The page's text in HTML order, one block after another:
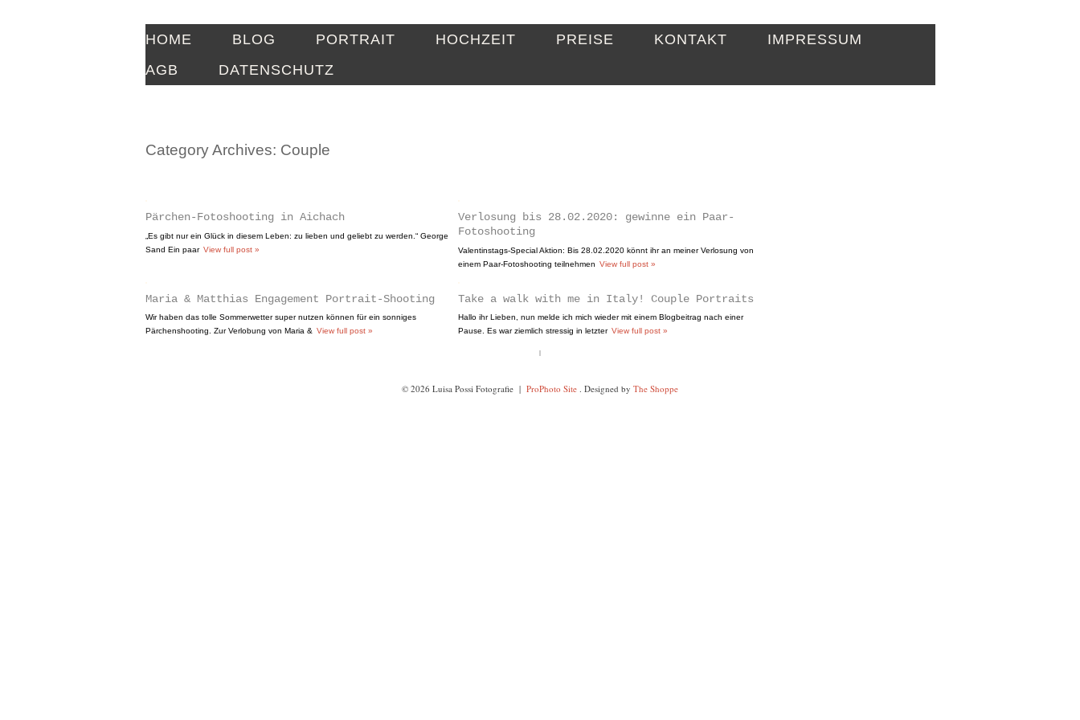
HOME BLOG PORTRAIT HOCHZEIT PREISE KONTAKT
IMPRESSUM
AGB
DATENSCHUTZ
Category Archives: Couple
Pärchen-Fotoshooting in Aichach
„Es gibt nur ein Glück in diesem Leben: zu lieben und geliebt zu werden.“ George
Sand Ein paar View full post »
Verlosung bis 28.02.2020: gewinne ein Paar-
Fotoshooting
Valentinstags-Special Aktion: Bis 28.02.2020 könnt ihr an meiner Verlosung von
einem Paar-Fotoshooting teilnehmen View full post »
Maria & Matthias Engagement Portrait-Shooting
Wir haben das tolle Sommerwetter super nutzen können für ein sonniges
Pärchenshooting. Zur Verlobung von Maria & View full post »
Take a walk with me in Italy! Couple Portraits
Hallo ihr Lieben, nun melde ich mich wieder mit einem Blogbeitrag nach einer
Pause. Es war ziemlich stressig in letzter View full post »
© 2026 Luisa Possi Fotografie | ProPhoto Site. Designed by The Shoppe